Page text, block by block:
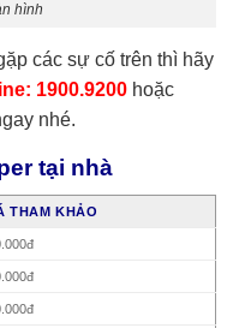
hình
các sự cố trên thì hãy
1900.9200 hoặc
nhé.
tại nhà
THAM KHẢO